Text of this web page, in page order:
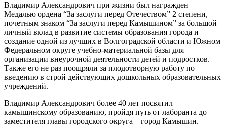
Владимир Александрович при жизни был награжден
Медалью ордена “За заслуги перед Отечеством” 2 степени,
почетным знаком “За заслуги перед Камышином” за большой
личный вклад в развитие системы образования города и
создание одной из лучших в Волгоградской области и Южном
Федеральном округе учебно-материальной базы для
организации внеурочной деятельности детей и подростков.
Также его не раз поощряли за плодотворную работу по
введению в строй действующих дошкольных образовательных
учреждений.
Владимир Александрович более 40 лет посвятил
камышинскому образованию, пройдя путь от лаборанта до
заместителя главы городского округа – город Камышин.